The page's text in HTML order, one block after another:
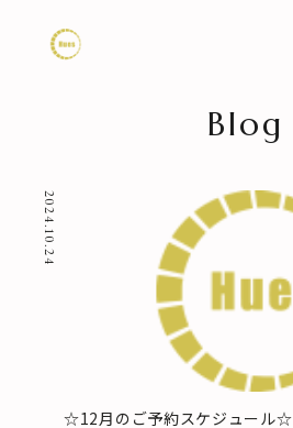
SHOP & STAFF
Blog
2024.10.24
☆12月のご予約スケジュール☆